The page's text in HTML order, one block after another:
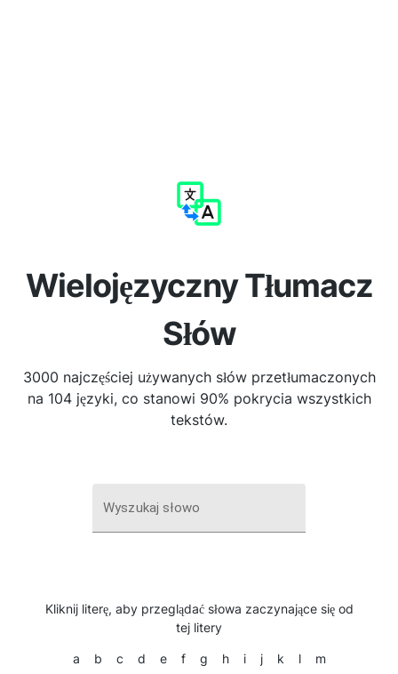
Wielojęzyczny Tłumacz
Słów
3000 najczęściej używanych słów przetłumaczonych
na 104 języki, co stanowi 90% pokrycia wszystkich
tekstów.
Wyszukaj słowo
Kliknij literę, aby przeglądać słowa zaczynające się od
tej litery
a b c d e f g h i j k l m